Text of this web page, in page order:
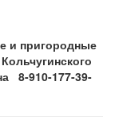
и пригородные
8-910-177-39-